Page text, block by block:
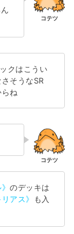
クはこうい
そうなSR
ね
》のデッキは
アス》
も入